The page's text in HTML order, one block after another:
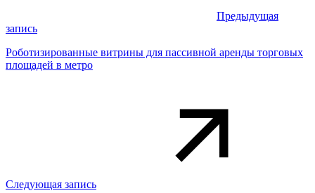
Предыдущая
запись
Роботизированные витрины для пассивной аренды торговых
площадей в метро
Следующая запись